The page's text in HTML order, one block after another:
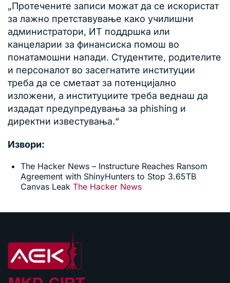
„Протечените записи можат да се искористат
за лажно претставување како училишни
администратори, ИТ поддршка или
канцеларии за финансиска помош во
понатамошни напади. Студентите, родителите
и персоналот во засегнатите институции
треба да се сметаат за потенцијално
изложени, а институциите треба веднаш да
издадат предупредувања за phishing и
директни известувања.“
Извори:
The Hacker News – Instructure Reaches Ransom
Agreement with ShinyHunters to Stop 3.65TB
Canvas Leak The Hacker News